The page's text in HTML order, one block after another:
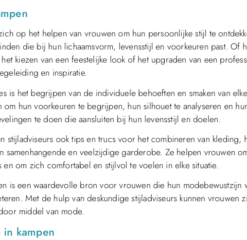
op het helpen van vrouwen om hun persoonlijke stijl te
die bij hun lichaamsvorm, levensstijl en voorkeuren past. Of
kiezen van een feestelijke look of het upgraden van een
en inspiratie.
is het begrijpen van de individuele behoeften en smaken van
om hun voorkeuren te begrijpen, hun silhouet te analyseren en
te doen die aansluiten bij hun levensstijl en doelen.
stijladviseurs ook tips en trucs voor het combineren van kleding,
samenhangende en veelzijdige garderobe. Ze helpen vrouwen
om zich comfortabel en stijlvol te voelen in elke situatie.
is een waardevolle bron voor vrouwen die hun modebewustzijn
Met de hulp van deskundige stijladviseurs kunnen vrouwen
middel van mode.
in kampen